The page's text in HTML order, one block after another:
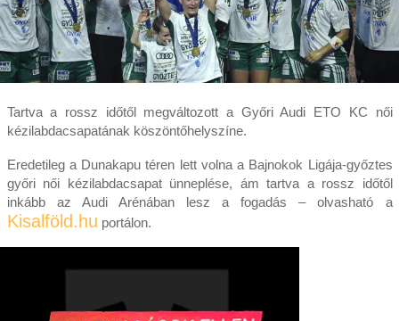
Tartva a rossz időtől megváltozott a Győri Audi ETO KC női
kézilabdacsapatának köszöntőhelyszíne.
Eredetileg a Dunakapu téren lett volna a Bajnokok Ligája-győztes
győri női kézilabdacsapat ünneplése, ám tartva a rossz időtől
inkább az Audi Arénában lesz a fogadás – olvasható a
Kisalföld.hu portálon.